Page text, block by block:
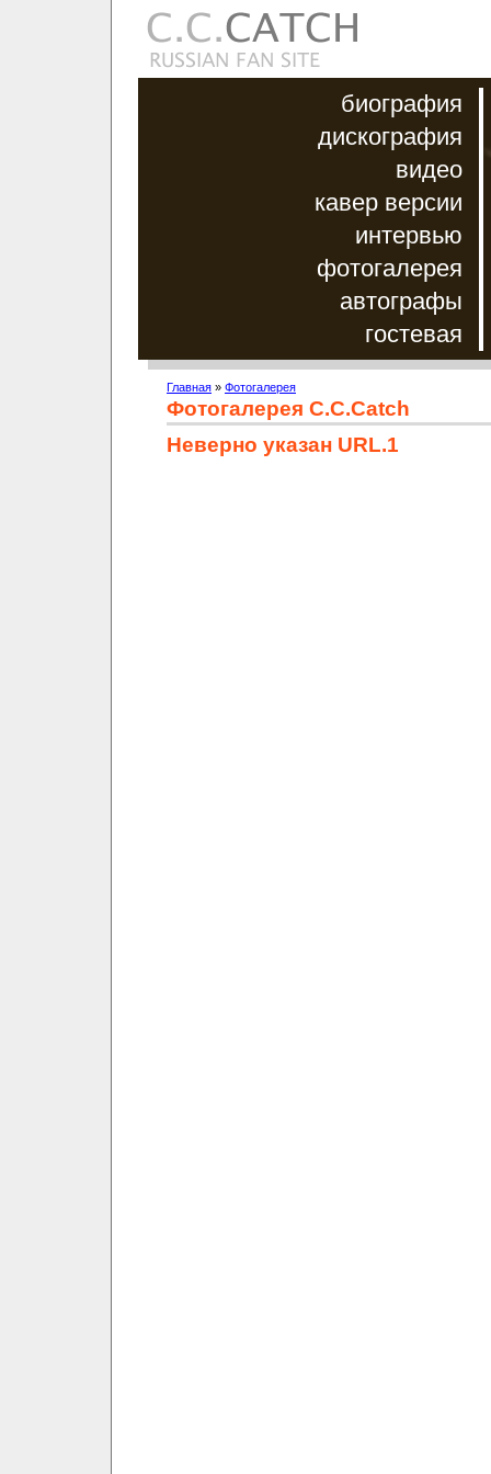
биография
дискография
видео
кавер версии
интервью
фотогалерея
автографы
гостевая
Главная » Фотогалерея
Фотогалерея C.C.Catch
Неверно указан URL.1